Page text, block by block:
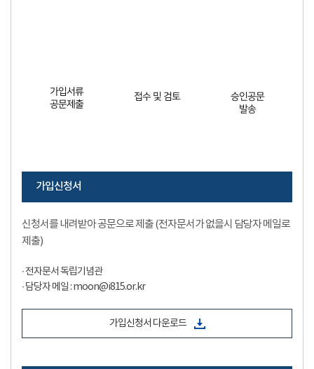
가입서류
공문제출
접수 및 검토
승인공문
발송
가입신청서
신청서를 내려받아 공문으로 제출 (전자문서가 없을시 담당자 메일로
제출)
∙ 전자문서 독립기념관
∙ 담당자 메일 : moon@i815.or.kr
가입신청서 다운로드